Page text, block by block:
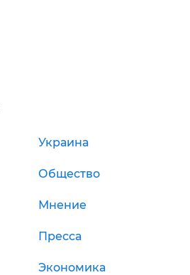
Украина
Общество
Мнение
Пресса
Экономика